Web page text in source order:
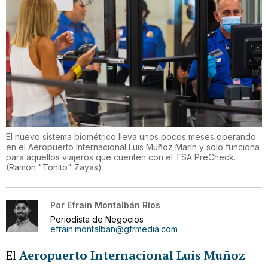
El nuevo sistema biométrico lleva unos pocos meses operando
en el Aeropuerto Internacional Luis Muñoz Marín y solo funciona
para aquellos viajeros que cuenten con el TSA PreCheck.
(Ramon "Tonito" Zayas)
Por Efraín Montalbán Ríos
Periodista de Negocios
efrain.montalban@gfrmedia.com
ElAeropuerto Internacional Luis Muñoz